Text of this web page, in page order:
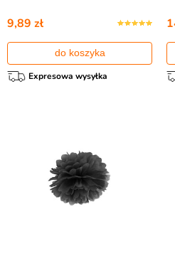
9,89 zł
do koszyka
Expresowa wysyłka